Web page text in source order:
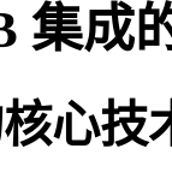
集成
心技